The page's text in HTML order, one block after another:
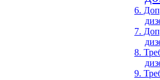
6.
7.
8.
9.